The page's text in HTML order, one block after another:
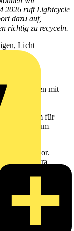
2026 ruft Lightcycle
dazu auf,
richtig zu recyceln.
Menschen mit
im
diesen
für
zum
es vor.
Wontorra,
Britta
haben sich in den
Ob im
oder vor der
stehen
Werte, die auch
sind.